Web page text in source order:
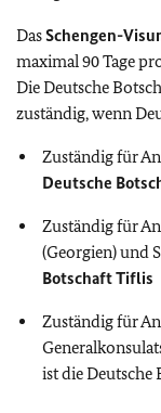
DasSchengen-
maximal 90 Tage
Die Deutsche
zuständig, wenn
Zuständig für
Deutsche
Zuständig für
(Georgien) und
Botschaft Tiflis
Zuständig für
ist die Deutsche